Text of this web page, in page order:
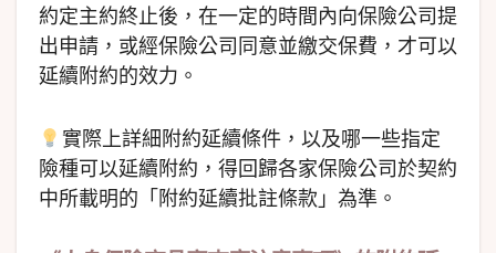
約定主約終止後，在一定的時間內向保險公司提
出申請，或經保險公司同意並繳交保費，才可以
延續附約的效力。
實際上詳細附約延續條件，以及哪一些指定
險種可以延續附約，得回歸各家保險公司於契約
中所載明的「附約延續批註條款」為準。